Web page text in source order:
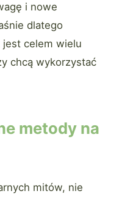
i nowe
dlatego
jest celem wielu
chcą wykorzystać
metody na
mitów, nie